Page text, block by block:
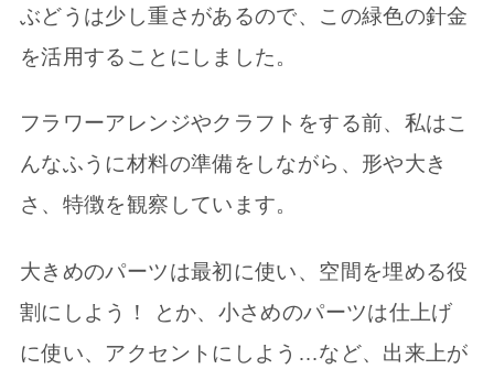
ぶどうは少し重さがあるので、この緑色の針金
を活用することにしました。
フラワーアレンジやクラフトをする前、私はこ
んなふうに材料の準備をしながら、形や大き
さ、特徴を観察しています。
大きめのパーツは最初に使い、空間を埋める役
割にしよう！ とか、小さめのパーツは仕上げ
に使い、アクセントにしよう…など、出来上が